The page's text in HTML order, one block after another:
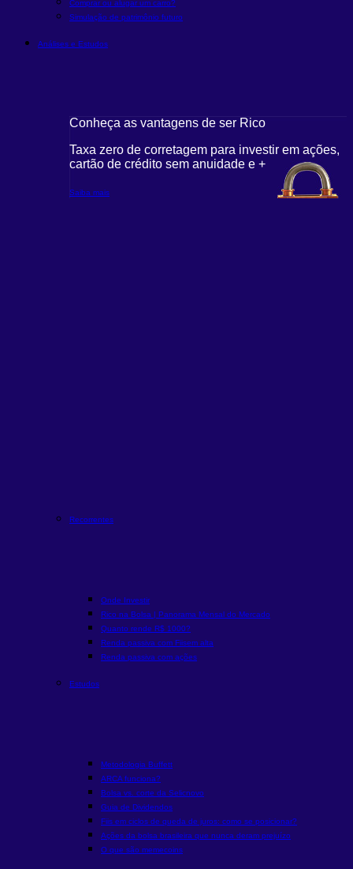
Comprar ou alugar um carro?
Simulação de patrimônio futuro
Análises e Estudos
Conheça as vantagens de ser Rico
Taxa zero de corretagem para investir em ações,
cartão de crédito sem anuidade e +
Saiba mais
Recorrentes
Onde Investir
Rico na Bolsa | Panorama Mensal do Mercado
Quanto rende R$ 1000?
Renda passiva com Fiisem alta
Renda passiva com ações
Estudos
Metodologia Buffett
ARCA funciona?
Bolsa vs. corte da Selicnovo
Guia de Dividendos
Fiis em ciclos de queda de juros: como se posicionar?
Ações da bolsa brasileira que nunca deram prejuízo
O que são memecoins